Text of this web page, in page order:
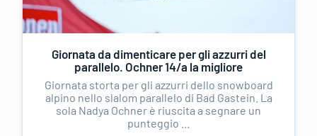
Giornata da dimenticare per gli azzurri del
parallelo. Ochner 14/a la migliore
Giornata storta per gli azzurri dello snowboard
alpino nello slalom parallelo di Bad Gastein. La
sola Nadya Ochner è riuscita a segnare un
punteggio ...